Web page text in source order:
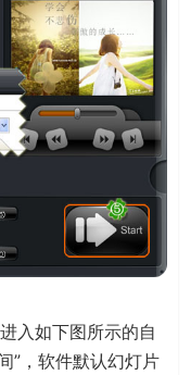
入如下图所示的自
”，软件默认幻灯片